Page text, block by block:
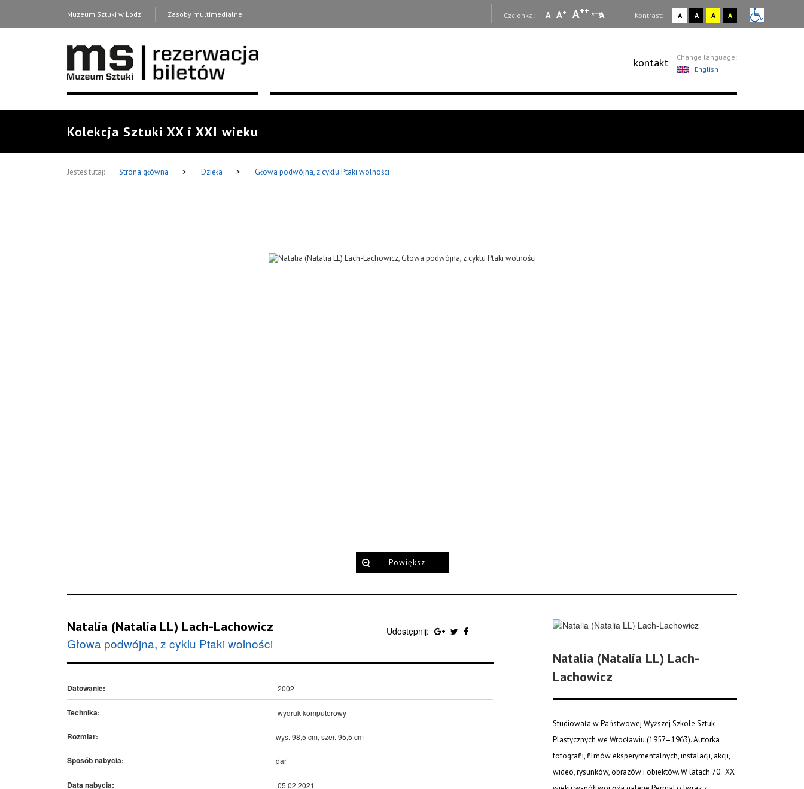
Muzeum Sztuki w Łodzi Zasoby multimedialne Czcionka: A A+ A++ A Kontrast: A A A A
kontakt
Change language:
English
Kolekcja Sztuki XX i XXI wieku
Jesteś tutaj: Strona główna > Dzieła > Głowa podwójna, z cyklu Ptaki wolności
Powiększ
Natalia (Natalia LL) Lach-Lachowicz
Głowa podwójna, z cyklu Ptaki wolności
Udostępnij:
Datowanie: 2002
Technika: wydruk komputerowy
Rozmiar: wys. 98,5 cm, szer. 95,5 cm
Sposób nabycia: dar
Data nabycia: 05.02.2021
Natalia (Natalia LL) Lach-
Lachowicz
Studiowała w Państwowej Wyższej Szkole Sztuk
Plastycznych we Wrocławiu (1957–1963). Autorka
fotografii, filmów eksperymentalnych, instalacji, akcji,
wideo, rysunków, obrazów i obiektów. W latach 70. XX